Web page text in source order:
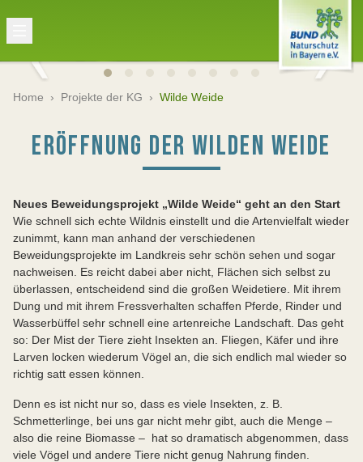
Home › Projekte der KG › Wilde Weide
ERÖFFNUNG DER WILDEN WEIDE
Neues Beweidungsprojekt „Wilde Weide“ geht an den Start
Wie schnell sich echte Wildnis einstellt und die Artenvielfalt wieder
zunimmt, kann man anhand der verschiedenen
Beweidungsprojekte im Landkreis sehr schön sehen und sogar
nachweisen. Es reicht dabei aber nicht, Flächen sich selbst zu
überlassen, entscheidend sind die großen Weidetiere. Mit ihrem
Dung und mit ihrem Fressverhalten schaffen Pferde, Rinder und
Wasserbüffel sehr schnell eine artenreiche Landschaft. Das geht
so: Der Mist der Tiere zieht Insekten an. Fliegen, Käfer und ihre
Larven locken wiederum Vögel an, die sich endlich mal wieder so
richtig satt essen können.
Denn es ist nicht nur so, dass es viele Insekten, z. B.
Schmetterlinge, bei uns gar nicht mehr gibt, auch die Menge –
also die reine Biomasse – hat so dramatisch abgenommen, dass
viele Vögel und andere Tiere nicht genug Nahrung finden.